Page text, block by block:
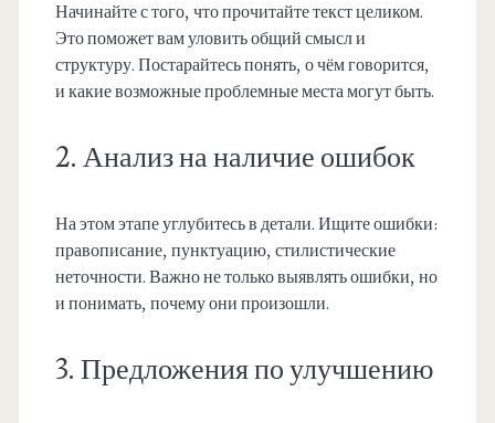
Начинайте с того, что прочитайте текст целиком.
Это поможет вам уловить общий смысл и
структуру. Постарайтесь понять, о чём говорится,
и какие возможные проблемные места могут быть.
2. Анализ на наличие ошибок
На этом этапе углубитесь в детали. Ищите ошибки:
правописание, пунктуацию, стилистические
неточности. Важно не только выявлять ошибки, но
и понимать, почему они произошли.
3. Предложения по улучшению